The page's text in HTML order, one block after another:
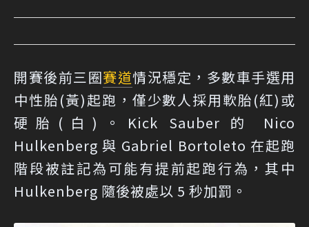
開賽後前三圈賽道情況穩定，多數車手選用
中性胎(黃)起跑，僅少數人採用軟胎(紅)或
硬胎(白)。Kick Sauber 的 Nico
Hulkenberg 與 Gabriel Bortoleto 在起跑
階段被註記為可能有提前起跑行為，其中
Hulkenberg 隨後被處以 5 秒加罰。